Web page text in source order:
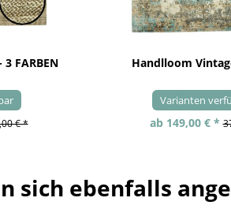
FARBEN
€ *
Handlloom
Varianten
ab 149,00 € *
sich ebenfalls